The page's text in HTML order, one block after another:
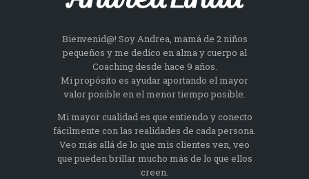
Bienvenid@! Soy Andrea, mamá de 2 niños
pequeños y me dedico en alma y cuerpo al
Coaching desde hace 9 años.
Mi propósito es ayudar aportando el mayor
valor posible en el menor tiempo posible.
Mi mayor cualidad es que entiendo y conecto
fácilmente con las realidades de cada persona.
Veo más allá de lo que mis clientes ven, veo
que pueden brillar mucho más de lo que ellos
creen.